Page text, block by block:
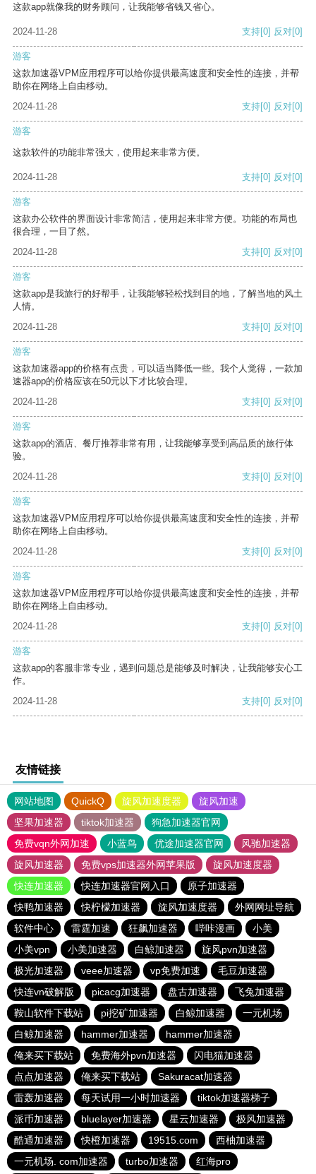
这款app就像我的财务顾问，让我能够省钱又省心。
2024-11-28 支持[0] 反对[0]
游客
这款加速器VPM应用程序可以给你提供最高速度和安全性的连接，并帮
助你在网络上自由移动。
2024-11-28
支持[0] 反对[0]
游客
这款软件的功能非常强大，使用起来非常方便。
2024-11-28 支持[0] 反对[0]
游客
这款办公软件的界面设计非常简洁，使用起来非常方便。功能的布局也
很合理，一目了然。
2024-11-28
支持[0] 反对[0]
游客
这款app是我旅行的好帮手，让我能够轻松找到目的地，了解当地的风土
人情。
2024-11-28
支持[0] 反对[0]
游客
这款加速器app的价格有点贵，可以适当降低一些。我个人觉得，一款加
速器app的价格应该在50元以下才比较合理。
2024-11-28
支持[0] 反对[0]
游客
这款app的酒店、餐厅推荐非常有用，让我能够享受到高品质的旅行体
验。
2024-11-28
支持[0] 反对[0]
游客
这款加速器VPM应用程序可以给你提供最高速度和安全性的连接，并帮
助你在网络上自由移动。
2024-11-28
支持[0] 反对[0]
游客
这款加速器VPM应用程序可以给你提供最高速度和安全性的连接，并帮
助你在网络上自由移动。
2024-11-28
支持[0] 反对[0]
游客
这款app的客服非常专业，遇到问题总是能够及时解决，让我能够安心工
作。
2024-11-28
支持[0] 反对[0]
友情链接
网站地图 QuickQ 旋风加速度器
旋风加速
坚果加速器
tiktok加速器
狗急加速器官网
免费vqn外网加速
小蓝鸟 优途加速器官网
风驰加速器
旋风加速器
免费vps加速器外网苹果版
旋风加速度器
快连加速器
快连加速器官网入口
原子加速器
快鸭加速器
快柠檬加速器 旋风加速度器
外网网址导航
软件中心
雷霆加速 狂飙加速器 哔咔漫画
小美
小美vpn
小美加速器 白鲸加速器
旋风pvn加速器
极光加速器
veee加速器 vp免费加速
毛豆加速器
快连vn破解版
picacg加速器 盘古加速器
飞兔加速器
鞍山软件下载站
pi挖矿加速器 白鲸加速器
一元机场
白鲸加速器
hammer加速器
hammer加速器
俺来买下载站
免费海外pvn加速器
闪电猫加速器
点点加速器
俺来买下载站
Sakuracat加速器
雷轰加速器
每天试用一小时加速器
tiktok加速器梯子
派币加速器
bluelayer加速器 星云加速器
极风加速器
酷通加速器
快橙加速器 19515.com
西柚加速器
一元机场. com加速器
turbo加速器 红海pro